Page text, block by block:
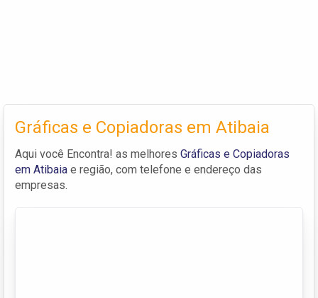
Gráficas e Copiadoras em Atibaia
Aqui você Encontra! as melhores Gráficas e Copiadoras
em Atibaia e região, com telefone e endereço das
empresas.